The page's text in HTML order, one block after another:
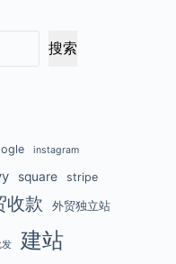
搜索
instagram
square stripe
收款 外贸独立站
发 建站